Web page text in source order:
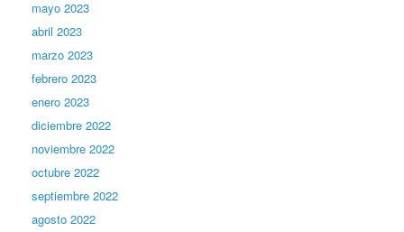
mayo 2023
abril 2023
marzo 2023
febrero 2023
enero 2023
diciembre 2022
noviembre 2022
octubre 2022
septiembre 2022
agosto 2022